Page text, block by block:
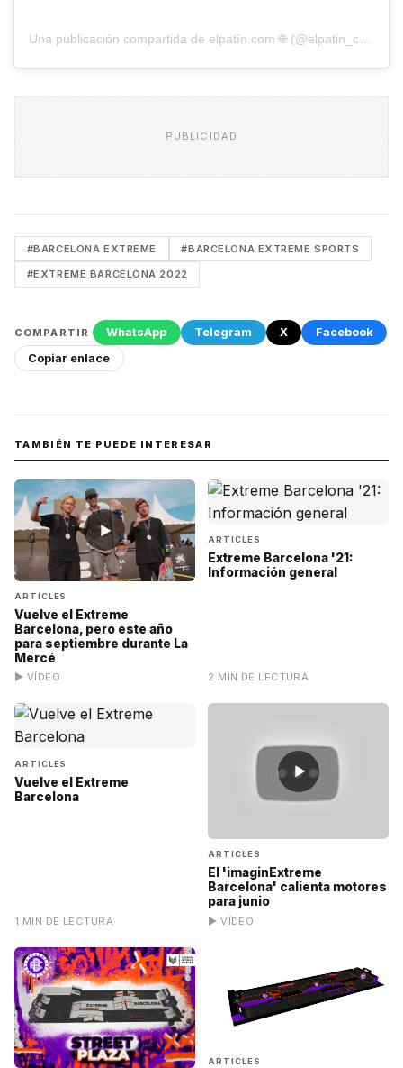
PUBLICIDAD
#BARCELONA EXTREME #BARCELONA EXTREME SPORTS
#EXTREME BARCELONA 2022
COMPARTIR WhatsApp Telegram X
Facebook
Copiar enlace
TAMBIÉN TE PUEDE INTERESAR
▶
ARTICLES
Vuelve el Extreme
Barcelona, pero este año
para septiembre durante La
Mercé
▶ VÍDEO
ARTICLES
Extreme Barcelona '21:
Información general
2 MIN DE LECTURA
ARTICLES
Vuelve el Extreme
Barcelona
1 MIN DE LECTURA
▶
ARTICLES
El 'imaginExtreme
Barcelona' calienta motores
para junio
▶ VÍDEO
ARTICLES